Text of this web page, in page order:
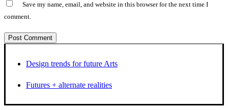
Save my name, email, and website in this browser for the next time I
comment.
Design trends for future Arts
Futures + alternate realities